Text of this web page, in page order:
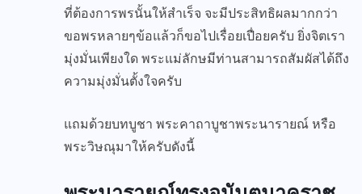
ที่ต้องการพรนั้นให้สำเร็จ จะมีประสิทธิผลมากกว่า
ขอพรหลายๆข้อแล้วก็ขอไปเรื่อยเปื่อยครับ ยิ่งจิตเรา
มุ่งมั่นเพียงใด พระแม่ลักษมีท่านสามารถสัมผัสได้ถึง
ความมุ่งมั่นตั้งใจครับ
แถมด้วยบทบูชา พระคาถาบูชาพระนารายณ์ หรือ
พระวิษณุมาให้ครับดังนี้